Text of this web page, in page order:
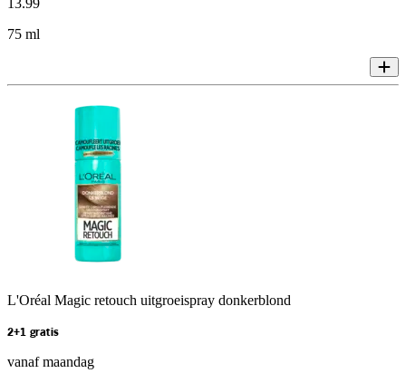
13.99
75 ml
L'Oréal Magic retouch uitgroeispray donkerblond
2+1 gratis
vanaf maandag